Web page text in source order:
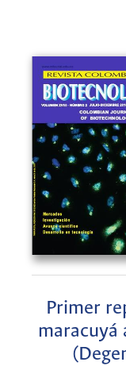
Primer
maracuyá